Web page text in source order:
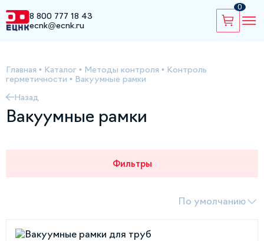
8 800 777 18 43
ecnk@ecnk.ru
0
Главная • Каталог • Методы контроля • Контроль
герметичности • Вакуумные рамки
Назад
Вакуумные рамки
Фильтры
По умолчанию